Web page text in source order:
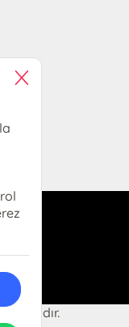
saklıdır.